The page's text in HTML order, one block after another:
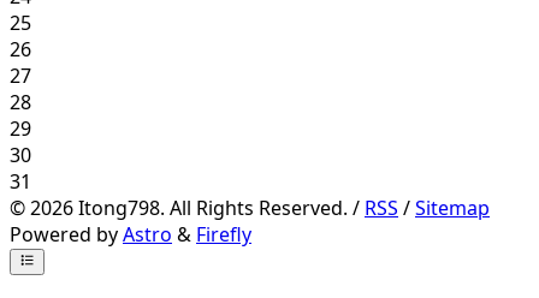
25
26
27
28
29
30
31
©2026Itong798. All Rights Reserved. / RSS /Sitemap
Powered byAstro & Firefly